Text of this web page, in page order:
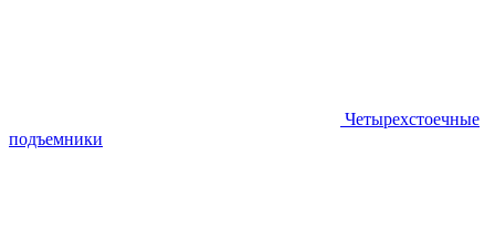
Четырехстоечные
подъемники